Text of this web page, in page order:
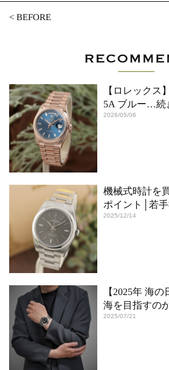
<BEFORE
【ロレックス
5A ブルー…続
2026/05/06
機械式時計を
ポイント│若手
2025/12/14
【2025年 海
海を目指すの
2025/07/21